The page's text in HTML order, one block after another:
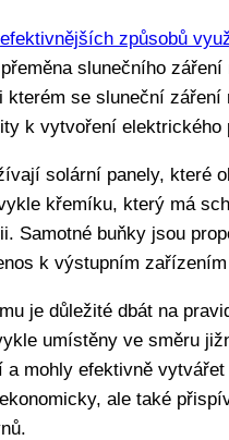
způsobů
slunečního
se sluneční
k vytvoření elektrického
solární panely, které
křemíku, který má
Samotné buňky jsou
k výstupním
je důležité dbát na
umístěny ve směru
mohly efektivně
ale také